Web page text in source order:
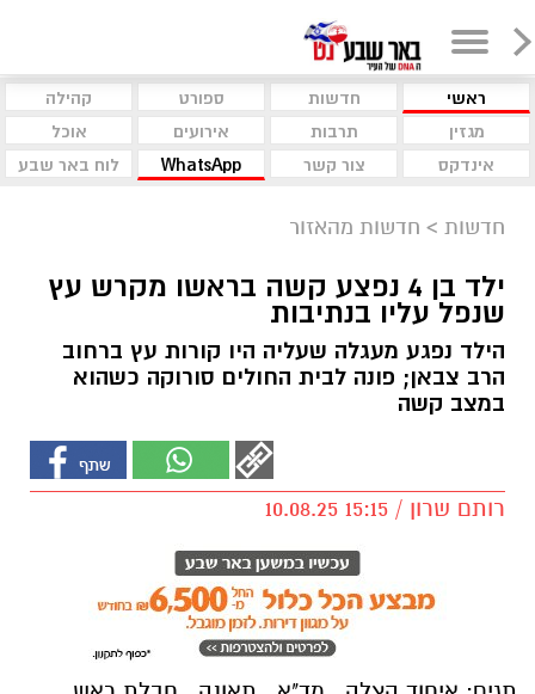
ראשי חדשות ספורט
קהילה
מגזין
תרבות אירועים
אוכל
אינדקס
צור קשר WhatsApp לוח באר שבע
חדשות > חדשות מהאזור
ילד בן 4 נפצע קשה בראשו מקרש עץ
שנפל עליו בנתיבות
הילד נפגע מעגלה שעליה היו קורות עץ ברחוב
הרב צבאן; פונה לבית החולים סורוקה כשהוא
במצב קשה
רותם שרון / 15:15 10.08.25
איחוד הצלה, מד"א, תאונה, חבלת ראש
פינוי לבית חולים, פציעת ילד